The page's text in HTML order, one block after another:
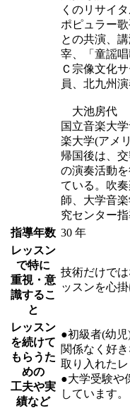
くのリサイ
ポピュラー
との共演、
宰、「童謡
Ｃ宗像文化
員、北九州
大池房代
国立音楽大
楽大学(アメ
帰国後は、
の演奏活動
ている。吹
師、大学音
究センター
指導年数 30 年
レッスン
で特に
重視・意
識するこ
と
技術だけで
ッスンを心掛
レッスン
を続けて
もらうた
めの
工夫や実
績など
●初級者(幼
関係なく好
取り入れたレ
●大学受験や
しています。